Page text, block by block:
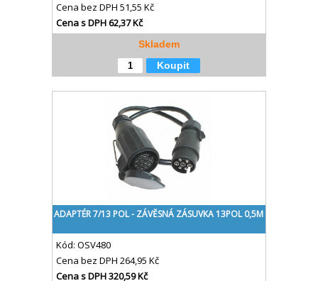
Cena bez DPH 51,55 Kč
Cena s DPH62,37 Kč
Skladem
Koupit
ADAPTÉR 7/13 POL - ZÁVĚSNÁ ZÁSUVKA 13POL 0,5M
Kód: OSV480
Cena bez DPH 264,95 Kč
Cena s DPH320,59 Kč